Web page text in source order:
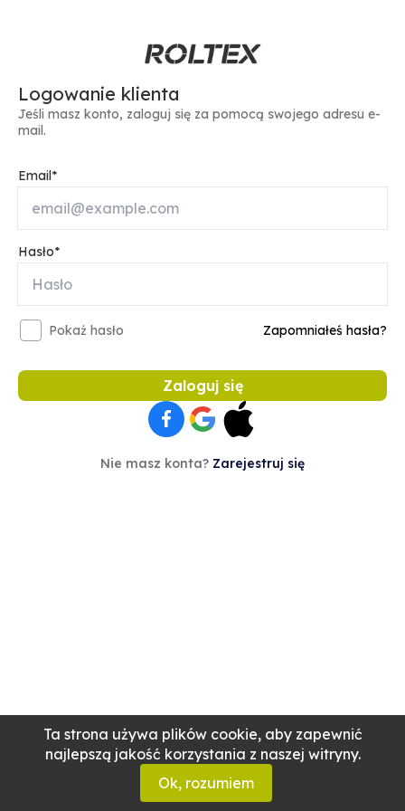
Ta strona używa plików cookie, aby zapewnić
najlepszą jakość korzystania z naszej witryny.
Ok, rozumiem
Logowanie klienta
Jeśli masz konto, zaloguj się za pomocą swojego adresu e-
mail.
Email
Hasło
Pokaż hasło Zapomniałeś hasła?
Zaloguj się
Nie masz konta? Zarejestruj się